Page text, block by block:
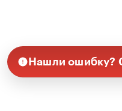
Нашли ошибку?